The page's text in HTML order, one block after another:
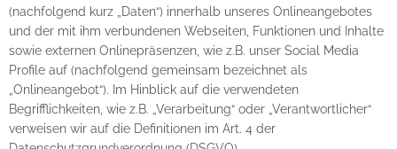
(nachfolgend kurz „Daten“) innerhalb unseres Onlineangebotes
und der mit ihm verbundenen Webseiten, Funktionen und Inhalte
sowie externen Onlinepräsenzen, wie z.B. unser Social Media
Profile auf (nachfolgend gemeinsam bezeichnet als
„Onlineangebot“). Im Hinblick auf die verwendeten
Begrifflichkeiten, wie z.B. „Verarbeitung“ oder „Verantwortlicher“
verweisen wir auf die Definitionen im Art. 4 der